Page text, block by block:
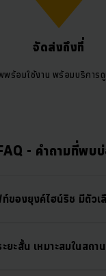
จัดส่งถึงที่
พร้อมใช้งาน พร้อมบริการ
- คำถามที่พบ
ของยุงค์ไฮน์ริช มีตัวเ
ยะสั้น เหมาะสมในสถา